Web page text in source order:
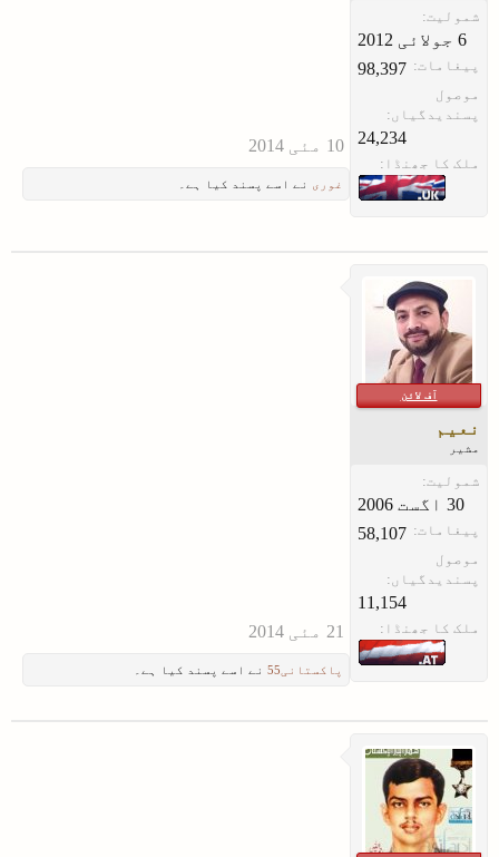
شمولیت:
پیغامات: 98,397
موصول
پسندیدگیاں:
24,234
ملک کا جھنڈا:
غوری نے اسے پسند کیا ہے۔
آف لائن
نعیم
مشیر
شمولیت:
پیغامات: 58,107
موصول
پسندیدگیاں:
11,154
ملک کا جھنڈا:
پاکستانی55 نے اسے پسند کیا ہے۔